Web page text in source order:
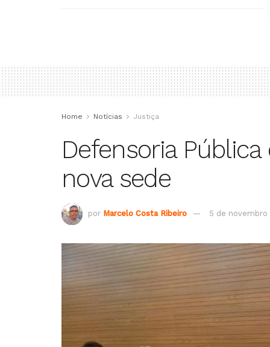
Home Notícias Justiça
Defensoria
nova sede
por Marcelo Costa Ribeiro 5 de novembro